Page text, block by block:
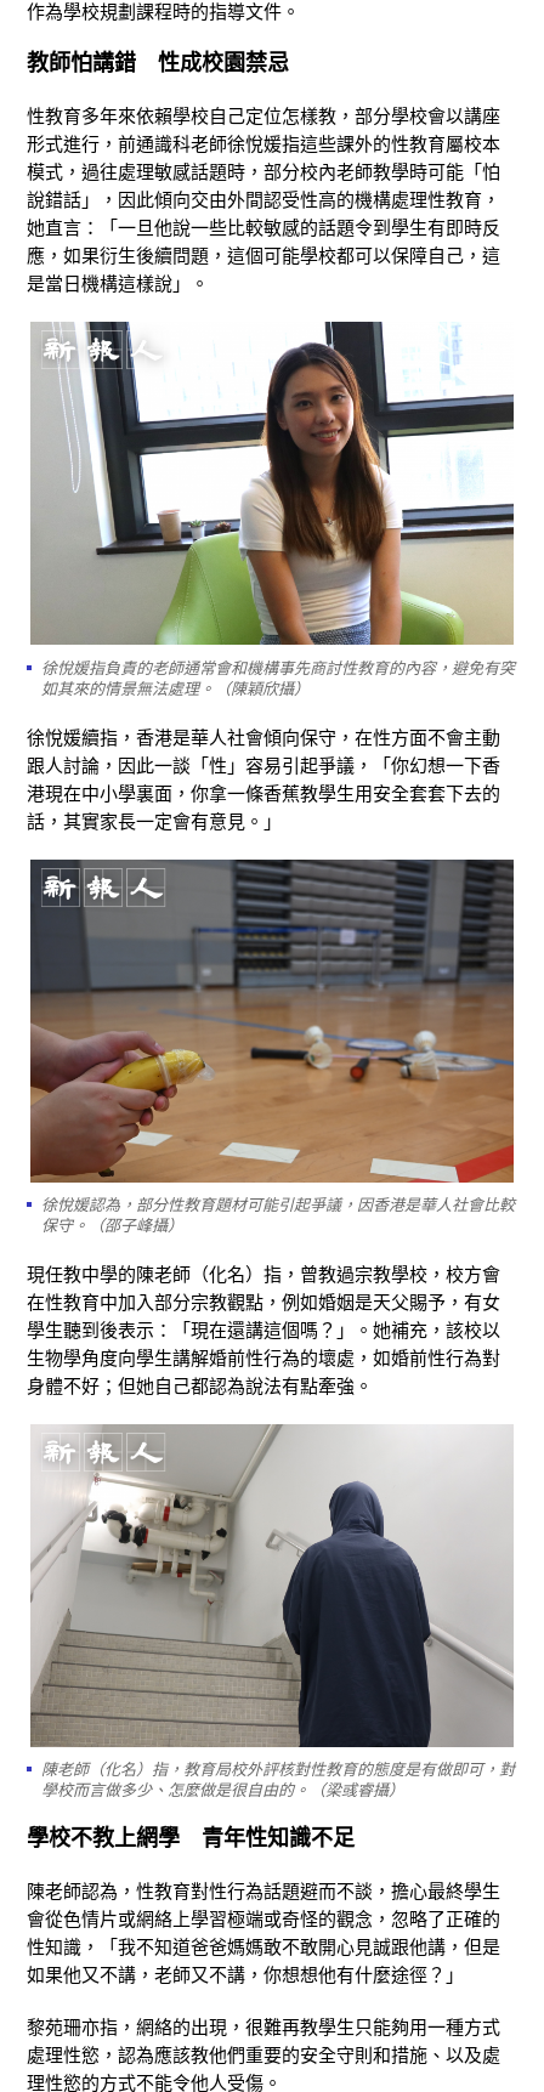
作為學校規劃課程時的指導文件。
教師怕講錯 性成校園禁忌
性教育多年來依賴學校自己定位怎樣教，部分學校會以講座
形式進行，前通識科老師徐悅媛指這些課外的性教育屬校本
模式，過往處理敏感話題時，部分校內老師教學時可能「怕
說錯話」，因此傾向交由外間認受性高的機構處理性教育，
她直言：「一旦他說一些比較敏感的話題令到學生有即時反
應，如果衍生後續問題，這個可能學校都可以保障自己，這
是當日機構這樣說」。
徐悅媛指負責的老師通常會和機構事先商討性教育的內容，避免有突
如其來的情景無法處理。（陳穎欣攝）
徐悅媛續指，香港是華人社會傾向保守，在性方面不會主動
跟人討論，因此一談「性」容易引起爭議，「你幻想一下香
港現在中小學裏面，你拿一條香蕉教學生用安全套套下去的
話，其實家長一定會有意見。」
徐悅媛認為，部分性教育題材可能引起爭議，因香港是華人社會比較
保守。（邵子峰攝）
現任教中學的陳老師（化名）指，曾教過宗教學校，校方會
在性教育中加入部分宗教觀點，例如婚姻是天父賜予，有女
學生聽到後表示：「現在還講這個嗎？」。她補充，該校以
生物學角度向學生講解婚前性行為的壞處，如婚前性行為對
身體不好；但她自己都認為說法有點牽強。
陳老師（化名）指，教育局校外評核對性教育的態度是有做即可，對
學校而言做多少、怎麼做是很自由的。（梁彧睿攝）
學校不教上網學 青年性知識不足
陳老師認為，性教育對性行為話題避而不談，擔心最終學生
會從色情片或網絡上學習極端或奇怪的觀念，忽略了正確的
性知識，「我不知道爸爸媽媽敢不敢開心見誠跟他講，但是
如果他又不講，老師又不講，你想想他有什麼途徑？」
黎苑珊亦指，網絡的出現，很難再教學生只能夠用一種方式
處理性慾，認為應該教他們重要的安全守則和措施、以及處
理性慾的方式不能令他人受傷。